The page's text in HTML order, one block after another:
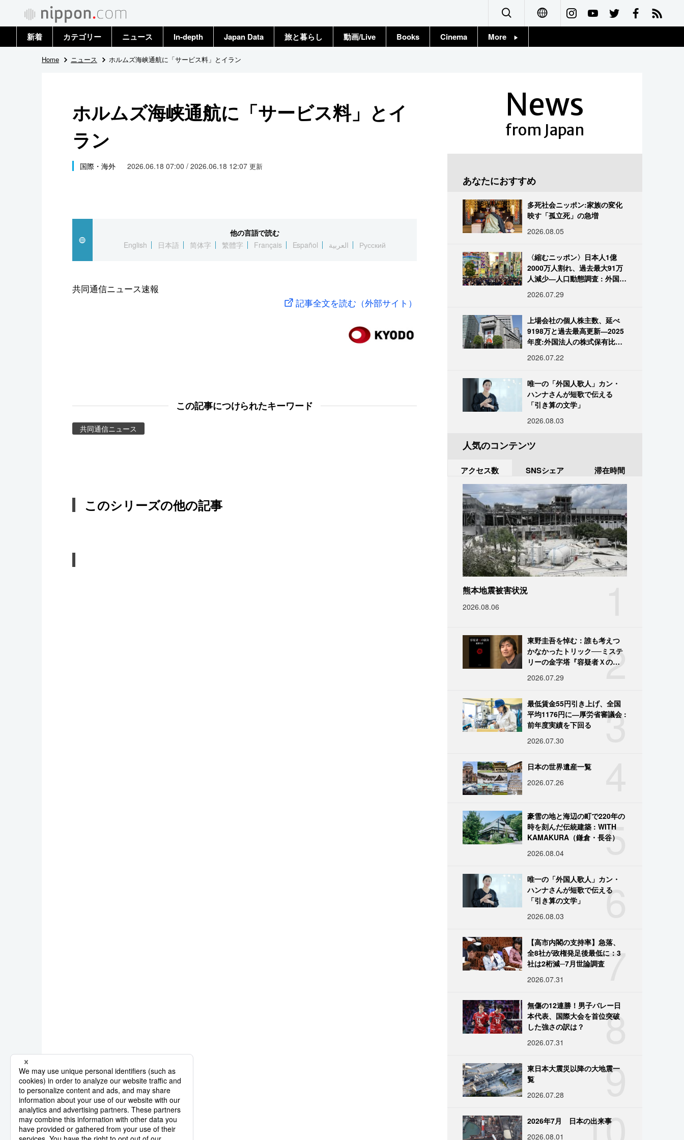
Français
新着 カテゴリー
政治・外交
国際
社会
文化
スポーツ・東京2020
ニュース
トップ
In-depth Japan Data 旅と暮らし 動画/Live Books Cinema More
Home ニュース ホルムズ海峡通航に「サービス料」とイラン
ホルムズ海峡通航に「サービス料」とイ
ラン
国際・海外 2026.06.18 07:00 / 2026.06.18 12:07 更新
他の言語で読む
English
日本語 简体字 繁體字 Français Español العربية Русский
共同通信ニュース速報
記事全文を読む（外部サイト）
この記事につけられたキーワード
共同通信ニュース
このシリーズの他の記事
News
from Japan
あなたにおすすめ
多死社会ニッポン:家族の変化
映す「孤立死」の急増
2026.08.05
〈縮むニッポン〉日本人1億
2000万人割れ、過去最大91万
人減少―人口動態調査 : 外国人
2026.07.29
上場会社の個人株主数、延べ
9198万と過去最高更新―2025
年度:外国法人の株式保有比率
2026.07.22
唯一の「外国人歌人」カン・
ハンナさんが短歌で伝える
「引き算の文学」
2026.08.03
人気のコンテンツ
アクセス数 SNSシェア 滞在時間
熊本地震被害状況
2026.08.06
2
東野圭吾を悼む：誰も考えつ
かなかったトリック──ミステ
リーの金字塔『容疑者Ｘの献
2026.07.29
3
最低賃金55円引き上げ、全国
平均1176円に―厚労省審議会 :
前年度実績を下回る
2026.07.30
日本の世界遺産一覧
2026.07.26
5
豪雪の地と海辺の町で220年の
時を刻んだ伝統建築 : WITH
KAMAKURA（鎌倉・長谷）
2026.08.04
6
唯一の「外国人歌人」カン・
ハンナさんが短歌で伝える
「引き算の文学」
2026.08.03
7
【高市内閣の支持率】急落、
全8社が政権発足後最低に：3
社は2桁減─7月世論調査
2026.07.31
8
無傷の12連勝！男子バレー日
本代表、国際大会を首位突破
した強さの訳は？
2026.07.31
9
東日本大震災以降の大地震一
覧
2026.07.28
10
2026年7月 日本の出来事
2026.08.01